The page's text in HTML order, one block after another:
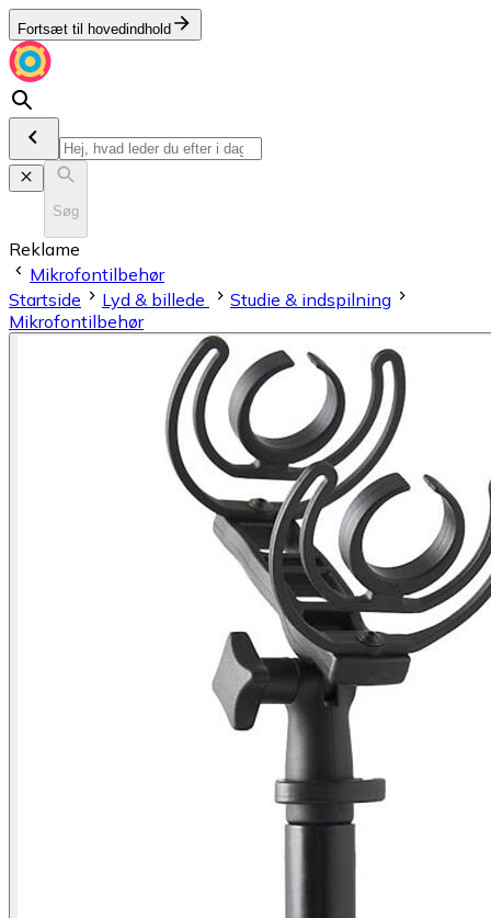
Fortsæt til hovedindhold
Søg
Reklame
Mikrofontilbehør
Startside
Lyd & billede
Studie & indspilning
Mikrofontilbehør